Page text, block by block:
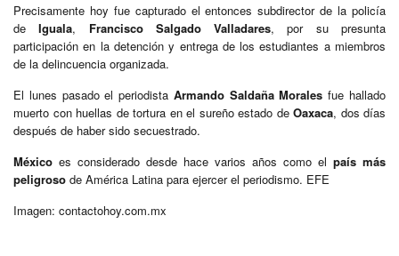
Precisamente hoy fue capturado el entonces subdirector de la policía
deIguala, Francisco Salgado Valladares, por su presunta
participación en la detención y entrega de los estudiantes a miembros
de la delincuencia organizada.
El lunes pasado el periodista Armando Saldaña Morales fue hallado
muerto con huellas de tortura en el sureño estado de Oaxaca, dos días
después de haber sido secuestrado.
México es considerado desde hace varios años como el país más
peligroso de América Latina para ejercer el periodismo. EFE
Imagen: contactohoy.com.mx